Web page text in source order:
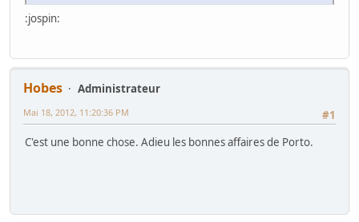
:jospin:
Hobes
Administrateur
#1
Mai 18, 2012, 11:20:36 PM
C'est une bonne chose. Adieu les bonnes affaires de Porto.